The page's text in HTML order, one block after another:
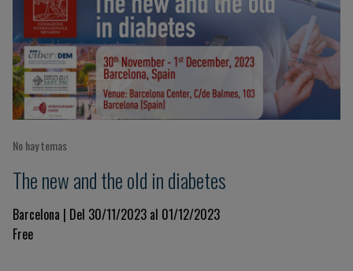
No hay temas
The new and the old in diabetes
Barcelona | Del 30/11/2023 al 01/12/2023
Free